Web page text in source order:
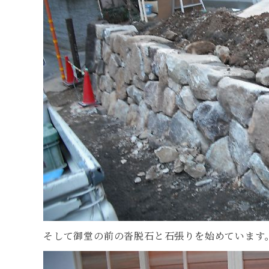
そして御堂の前の沓脱石と石張りを始めています